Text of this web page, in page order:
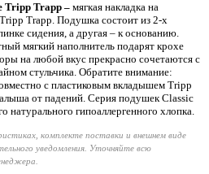
Tripp Trapp – мягкая накладка на
Trapp. Подушка состоит из 2-х
сидения, а другая – к основанию.
мягкий наполнитель подарят крохе
на любой вкус прекрасно сочетаются с
стульчика. Обратите внимание:
с пластиковым вкладышем Tripp
от падений. Серия подушек Classic
натурального гипоаллергенного хлопка.
комплекте поставки и внешнем виде
уведомления. Уточняйте всю